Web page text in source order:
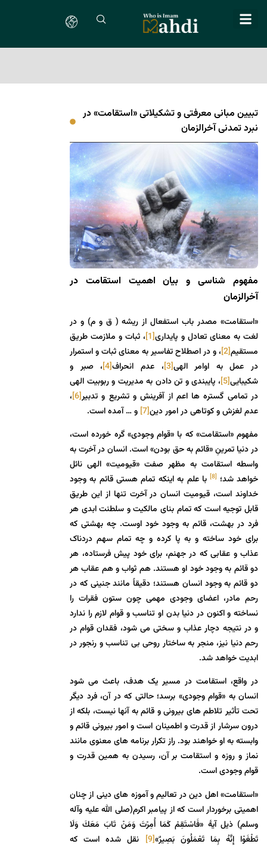
تبیین مبانی معرفتی و تشکیلاتی «استقامت» در
نبرد تمدنی آخرالزمان
مفهوم شناسی و بیان اهمیت استقامت در
آخرالزمان
«استقامت» مصدر باب استفعال از ریشه ( ق و م) و در
لغت به معنای تعادل و پایداری[1]
، ثبات و ملازمت طریق
مستقیم[2] ، و در اصطلاح تفاسیر به معنای ثبات و استمرار
در عمل به اوامر الهی[3] ، عدم انحراف[4]
، صبر و
شکیبایی[5] ، پایبندی و تن دادن به مدیریت و ربوبیت الهی
در تمامی گستره ها اعم از آفرینش و تشریع و تدبیر[6] ،
عدم لغزش و کوتاهی در امور دین[7]
و … آمده است.
مفهوم «استقامت» که با «قوام وجودی» گره خورده است،
در دنیا تمرینِ «قائم به حق بودن» است. انسان در آخرت به
واسطه استقامت به مظهر صفت «قیومیت» الهی نائل
خواهد شد؛ [8] با علم به اینکه تمام هستی قائم به وجود
خداوند است، قیومیت انسان در آخرت تنها از این طریق
قابل توجیه است که تمام بنای مالکیت و سلطنت ابدی هر
فرد در بهشت، قائم به وجود خود اوست. چه بهشتی که
برای خود ساخته و به پا کرده و چه تمام سهم دردناک
عذاب و عقابی که در جهنم، برای خود پیش فرستاده، هر
دو قائم به وجود خود او هستند. هم ثواب و هم عقاب هر
دو قائم به وجود انسان هستند؛ دقیقاً مانند جنینی که در
رحم مادر، اعضای وجودی مهمی چون ستون فقرات را
نساخته و اکنون در دنیا بدن او تناسب و قوام لازم را ندارد
و در نتیجه دچار عذاب و سختی می شود، فقدان قوام در
رحم دنیا نیز، منجر به ساختار روحی بی تناسب و رنجور در
ابدیت خواهد شد.
در واقع، استقامت در مسیر یک هدف، باعث می شود
انسان به «قوام وجودی» برسد؛ حالتی که در آن، فرد دیگر
تحت تأثیر تلاطم های بیرونی و قائم به آنها نیست، بلکه از
درون سرشار از قدرت و اطمینان است و امور بیرونی قائم و
وابسته به او خواهند بود. راز تکرار برنامه های معنوی مانند
نماز و روزه و استقامت بر آن، رسیدن به همین قدرت و
قوام وجودی است.
«استقامت» اهل دین در تعالیم و آموزه های دینی از چنان
اهمیتی برخوردار است که از پیامبر اکرم(صلی الله علیه وآله
وسلم) ذیل آیۀ «فَاسْتَقِمْ كَمَا أُمِرْتَ وَمَنْ تَابَ مَعَكَ وَلَا
تَطْغَوْا إِنَّهُ بِمَا تَعْمَلُونَ بَصِيرٌ»[9]
نقل شده است که